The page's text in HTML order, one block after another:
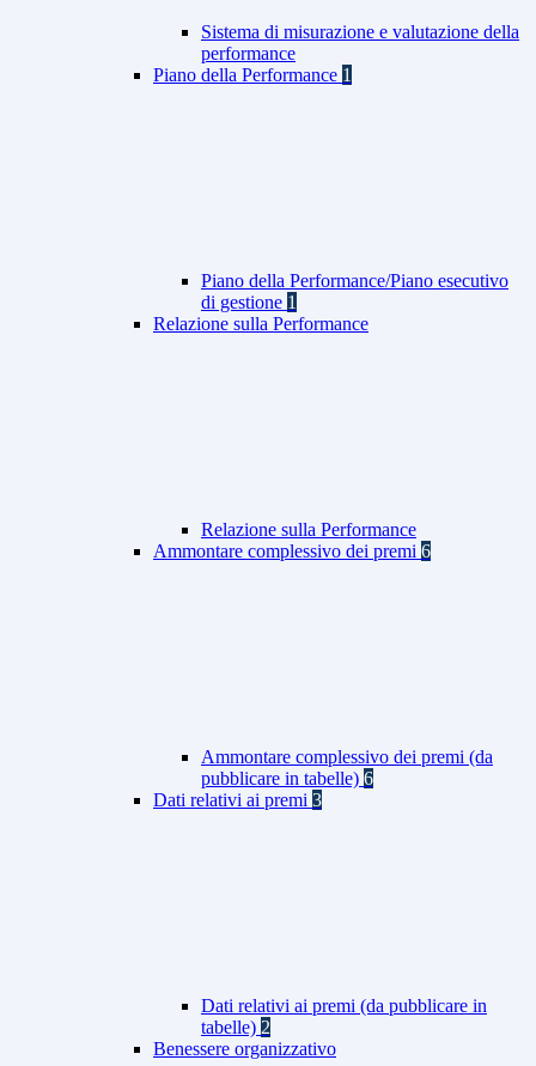
Sistema di misurazione e valutazione della
performance
Piano della Performance 1
Piano della Performance/Piano esecutivo
di gestione 1
Relazione sulla Performance
Relazione sulla Performance
Ammontare complessivo dei premi 6
Ammontare complessivo dei premi (da
pubblicare in tabelle) 6
Dati relativi ai premi 3
Dati relativi ai premi (da pubblicare in
tabelle) 2
Benessere organizzativo